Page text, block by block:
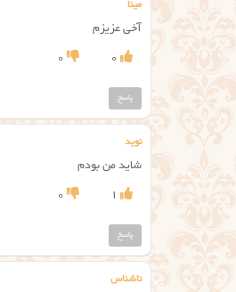
مینا
آخی عزیزم
0
0
پاسخ
نوید
شاید من بودم
1
0
پاسخ
ناشناس